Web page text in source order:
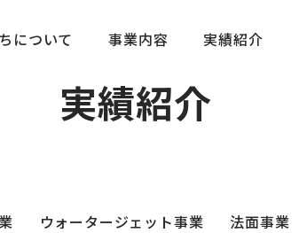
について 事業内容 実績紹介
実績紹介
ウォータージェット事業 法面事業